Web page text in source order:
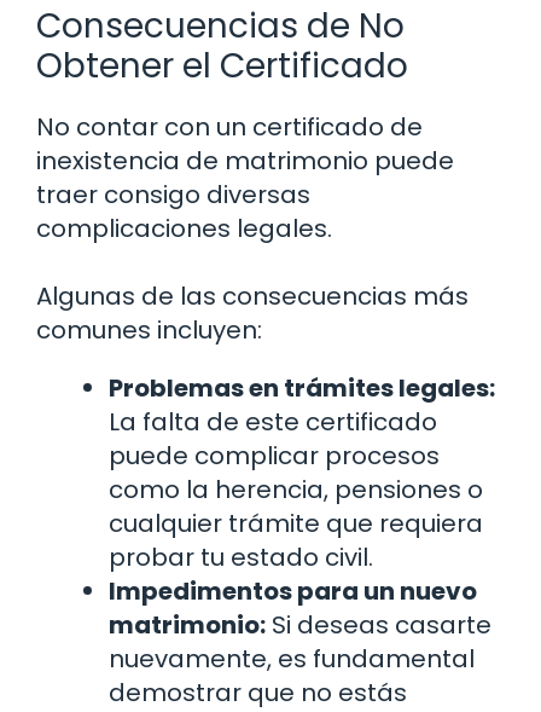
Consecuencias de No
Obtener el Certificado
No contar con un certificado de
inexistencia de matrimonio puede
traer consigo diversas
complicaciones legales.
Algunas de las consecuencias más
comunes incluyen:
Problemas en trámites legales:
La falta de este certificado
puede complicar procesos
como la herencia, pensiones o
cualquier trámite que requiera
probar tu estado civil.
Impedimentos para un nuevo
matrimonio: Si deseas casarte
nuevamente, es fundamental
demostrar que no estás